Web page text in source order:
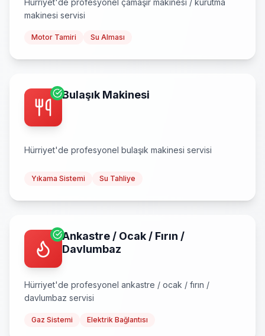
Hürriyet'de profesyonel çamaşır makinesi / kurutma
makinesi servisi
Motor Tamiri Su Alması
Bulaşık Makinesi
Hürriyet'de profesyonel bulaşık makinesi servisi
Yıkama Sistemi Su Tahliye
Ankastre / Ocak / Fırın /
Davlumbaz
Hürriyet'de profesyonel ankastre / ocak / fırın /
davlumbaz servisi
Gaz Sistemi Elektrik Bağlantısı